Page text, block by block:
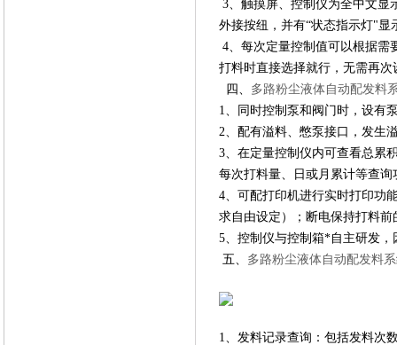
3、触摸屏、控制仪为全中文显
外接按纽，并有“状态指示灯"
4、每次定量控制值可以根据需
打料时直接选择就行，无需再次
四、 多路粉尘液体自动配发料
1、同时控制泵和阀门时，设有
2、配有溢料、憋泵接口，发生
3、在定量控制仪内可查看总累
每次打料量、日或月累计等查询
4、可配打印机进行实时打印功
求自由设定）；断电保持打料前
5、控制仪与控制箱*自主研发
五、 多路粉尘液体自动配发料
1、发料记录查询：包括发料次